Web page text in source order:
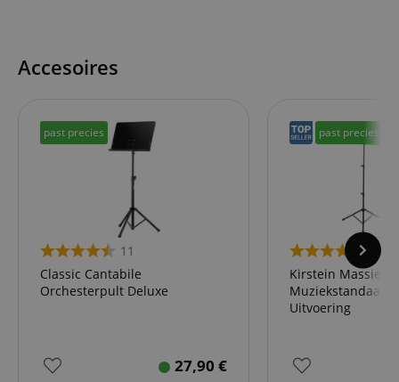
Accesoires
past precies
11
Classic Cantabile
Orchesterpult Deluxe
27,90 €
past precies
154
Kirstein Massief
Uitvoering